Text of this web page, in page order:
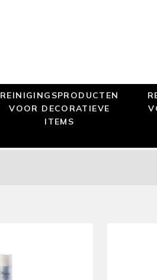
REINIGINGSPRODUCTEN
VOOR DECORATIEVE
ITEMS